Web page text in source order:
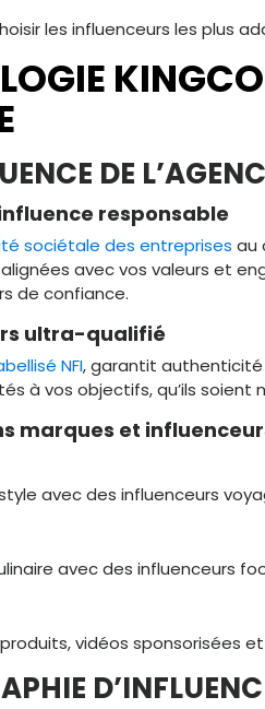
les influenceurs les plus
DE
responsable
sociétale des entreprises au
avec vos valeurs et
de confiance.
ultra-qualifié
NFI, garantit authenticité
à vos objectifs, qu’ils
marques et
avec des influenceurs
avec des influenceurs
vidéos sponsorisées